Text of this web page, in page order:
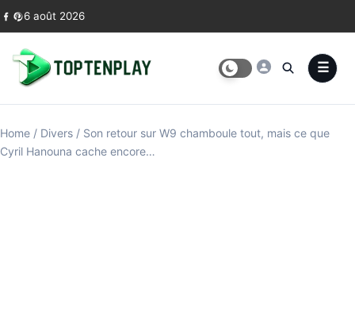
Skip to content
6 août 2026
Home / Divers / Son retour sur W9 chamboule tout, mais ce que
Cyril Hanouna cache encore…